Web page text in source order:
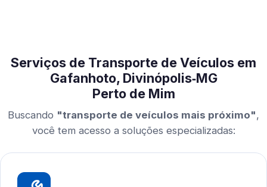
Serviços de Transporte de Veículos em
Gafanhoto, Divinópolis‑MG
Perto de Mim
Buscando "transporte de veículos mais próximo",
você tem acesso a soluções especializadas: